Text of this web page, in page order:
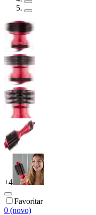
+4
Favoritar
0 (novo)